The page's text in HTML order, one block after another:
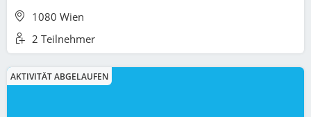
1080 Wien
2 Teilnehmer
AKTIVITÄT ABGELAUFEN